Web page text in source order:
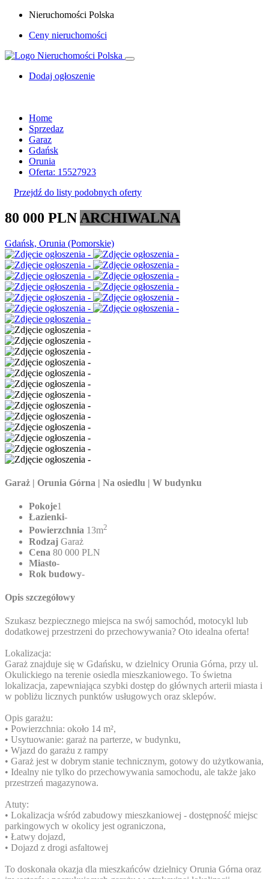
Nieruchomości Polska
Ceny nieruchomości
Dodaj ogłoszenie
Home
Sprzedaz
Garaz
Gdańsk
Orunia
Oferta: 15527923
Przejdź do listy podobnych oferty
80 000 PLN ARCHIWALNA
Gdańsk, Orunia (Pomorskie)
Garaż | Orunia Górna | Na osiedlu | W budynku
Pokoje1
Łazienki-
Powierzchnia 13m2
Rodzaj Garaż
Cena 80 000 PLN
Miasto-
Rok budowy-
Opis szczegółowy
Szukasz bezpiecznego miejsca na swój samochód, motocykl lub
dodatkowej przestrzeni do przechowywania? Oto idealna oferta!
Lokalizacja:
Garaż znajduje się w Gdańsku, w dzielnicy Orunia Górna, przy ul.
Okulickiego na terenie osiedla mieszkaniowego. To świetna
lokalizacja, zapewniająca szybki dostęp do głównych arterii miasta i
w pobliżu licznych punktów usługowych oraz sklepów.
Opis garażu:
• Powierzchnia: około 14 m²,
• Usytuowanie: garaż na parterze, w budynku,
• Wjazd do garażu z rampy
• Garaż jest w dobrym stanie technicznym, gotowy do użytkowania,
• Idealny nie tylko do przechowywania samochodu, ale także jako
przestrzeń magazynowa.
Atuty:
• Lokalizacja wśród zabudowy mieszkaniowej - dostępność miejsc
parkingowych w okolicy jest ograniczona,
• Łatwy dojazd,
• Dojazd z drogi asfaltowej
To doskonała okazja dla mieszkańców dzielnicy Orunia Górna oraz